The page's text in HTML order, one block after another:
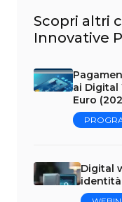
Scopri altri
Innovative
ai Digital
Euro
Digital